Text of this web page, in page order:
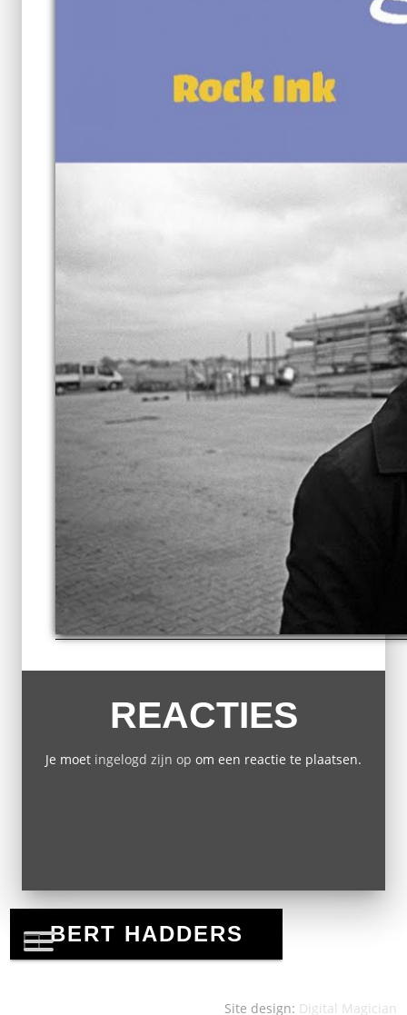
REACTIES
Je moet ingelogd zijn op om een reactie te plaatsen.
Site design: Digital Magician